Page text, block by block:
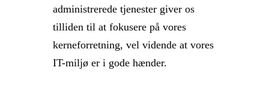
administrerede tjenester giver os
tilliden til at fokusere på vores
kerneforretning, vel vidende at vores
IT-miljø er i gode hænder.